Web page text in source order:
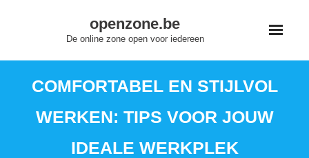
openzone.be
De online zone open voor iedereen
COMFORTABEL EN STIJLVOL
WERKEN: TIPS VOOR JOUW
IDEALE WERKPLEK